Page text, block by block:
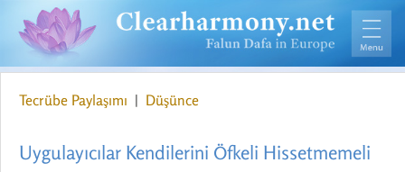
Tecrübe Paylaşımı | Düşünce
Uygulayıcılar Kendilerini Öfkeli Hissetmemeli